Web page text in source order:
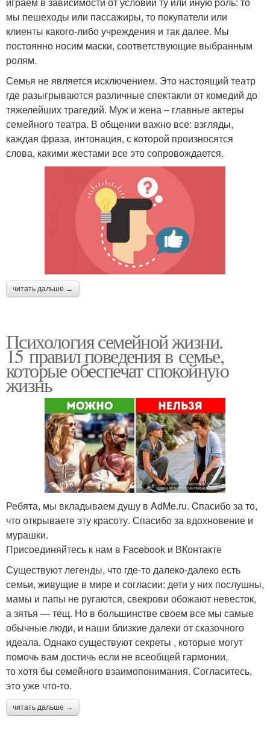
мы пешеходы или пассажиры, то покупатели или
клиенты какого-либо учреждения и так далее. Мы
постоянно носим маски, соответствующие выбранным
ролям.
Семья не является исключением. Это настоящий театр
где разыгрываются различные спектакли от комедий до
тяжелейших трагедий. Муж и жена – главные актеры
семейного театра. В общении важно все: взгляды,
каждая фраза, интонация, с которой произносятся
слова, какими жестами все это сопровождается.
читать дальше →
Психология семейной жизни.
15 правил поведения в семье,
которые обеспечат спокойную
жизнь
Ребята, мы вкладываем душу в AdMe.ru. Cпасибо за то,
что открываете эту красоту. Спасибо за вдохновение и
мурашки.
Присоединяйтесь к нам в Facebook и ВКонтакте
Существуют легенды, что где-то далеко-далеко есть
семьи, живущие в мире и согласии: дети у них послушны,
мамы и папы не ругаются, свекрови обожают невесток,
а зятья — тещ. Но в большинстве своем все мы самые
обычные люди, и наши близкие далеки от сказочного
идеала. Однако существуют секреты , которые могут
помочь вам достичь если не всеобщей гармонии,
то хотя бы семейного взаимопонимания. Согласитесь,
это уже что-то.
читать дальше →